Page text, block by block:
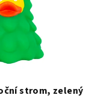
strom, zelený